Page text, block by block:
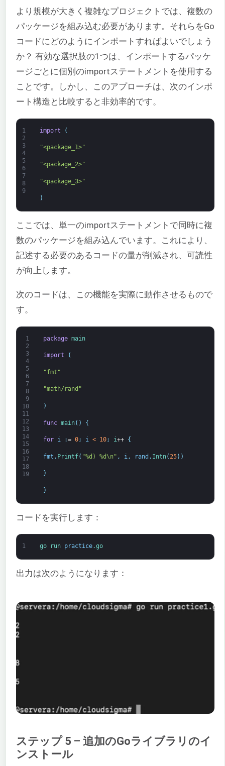
より規模が大きく複雑なプロジェクトでは、複数の
パッケージを組み込む必要があります。それらをGo
コードにどのようにインポートすればよいでしょう
か？ 有効な選択肢の1つは、インポートするパッケ
ージごとに個別のimportステートメントを使用する
ことです。しかし、このアプローチは、次のインポ
ート構造と比較すると非効率的です。
1
2
3
4
5
6
7
8
9
import (
"<package_1>"
"<package_2>"
"<package_3>"
)
ここでは、単一のimportステートメントで同時に複
数のパッケージを組み込んでいます。これにより、
記述する必要のあるコードの量が削減され、可読性
が向上します。
次のコードは、この機能を実際に動作させるもので
す。
1
2
3
4
5
6
7
8
9
10
11
12
13
14
15
16
17
18
19
package main
import (
"fmt"
"math/rand"
)
func main( ) {
for i := 0; i < 10; i++ {
fmt . Printf( "%d) %d\n" , i , rand . Intn( 25) )
}
}
コードを実行します：
1 go run practice.go
出力は次のようになります：
ステップ 5 – 追加のGoライブラリのイ
ンストール